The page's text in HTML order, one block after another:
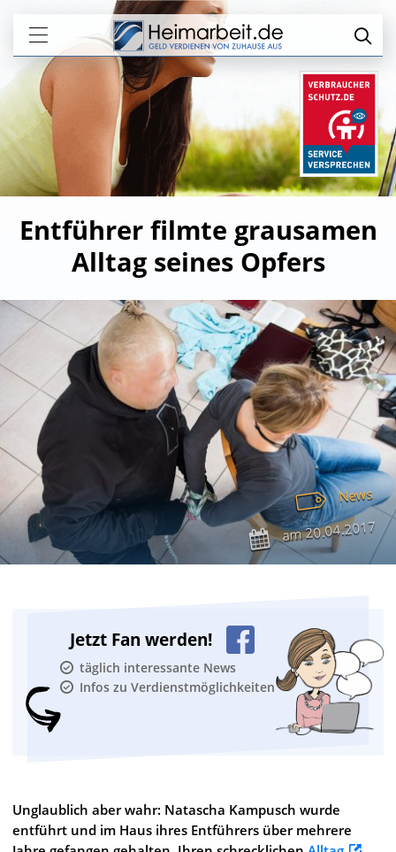
Entführer filmte grausamen
Alltag seines Opfers
News
am20.04.2017
Jetzt Fan werden!
täglich interessante News
Infos zu Verdienstmöglichkeiten
Unglaublich aber wahr: Natascha Kampusch wurde
entführt und im Haus ihres Entführers über mehrere